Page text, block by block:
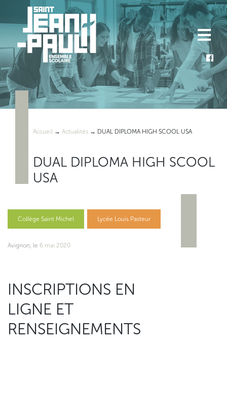
content
Accueil → Actualités → DUAL DIPLOMA HIGH SCOOL USA
DUAL DIPLOMA HIGH SCOOL
USA
Collège Saint Michel Lycée Louis Pasteur
Avignon, le 6 mai 2020
INSCRIPTIONS EN
LIGNE ET
RENSEIGNEMENTS